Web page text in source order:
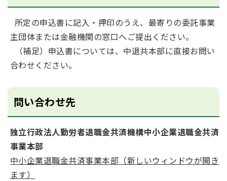
所定の申込書に記入・押印のうえ、最寄りの委託事業
主団体または金融機関の窓口へご提出ください。
（補足）申込書については、中退共本部に直接お問い
合わせください。
問い合わせ先
独立行政法人勤労者退職金共済機構中小企業退職金共済
事業本部
中小企業退職金共済事業本部（新しいウィンドウが開き
ます）